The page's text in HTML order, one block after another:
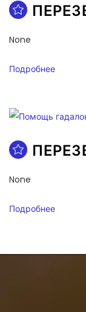
None
Подробнее
None
Подробнее